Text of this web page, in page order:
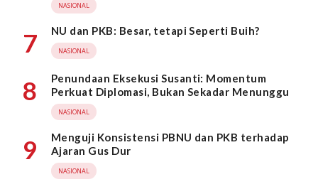
NASIONAL
7 NU dan PKB: Besar, tetapi Seperti Buih?
NASIONAL
8
Penundaan Eksekusi Susanti: Momentum
Perkuat Diplomasi, Bukan Sekadar Menunggu
NASIONAL
9
Menguji Konsistensi PBNU dan PKB terhadap
Ajaran Gus Dur
NASIONAL